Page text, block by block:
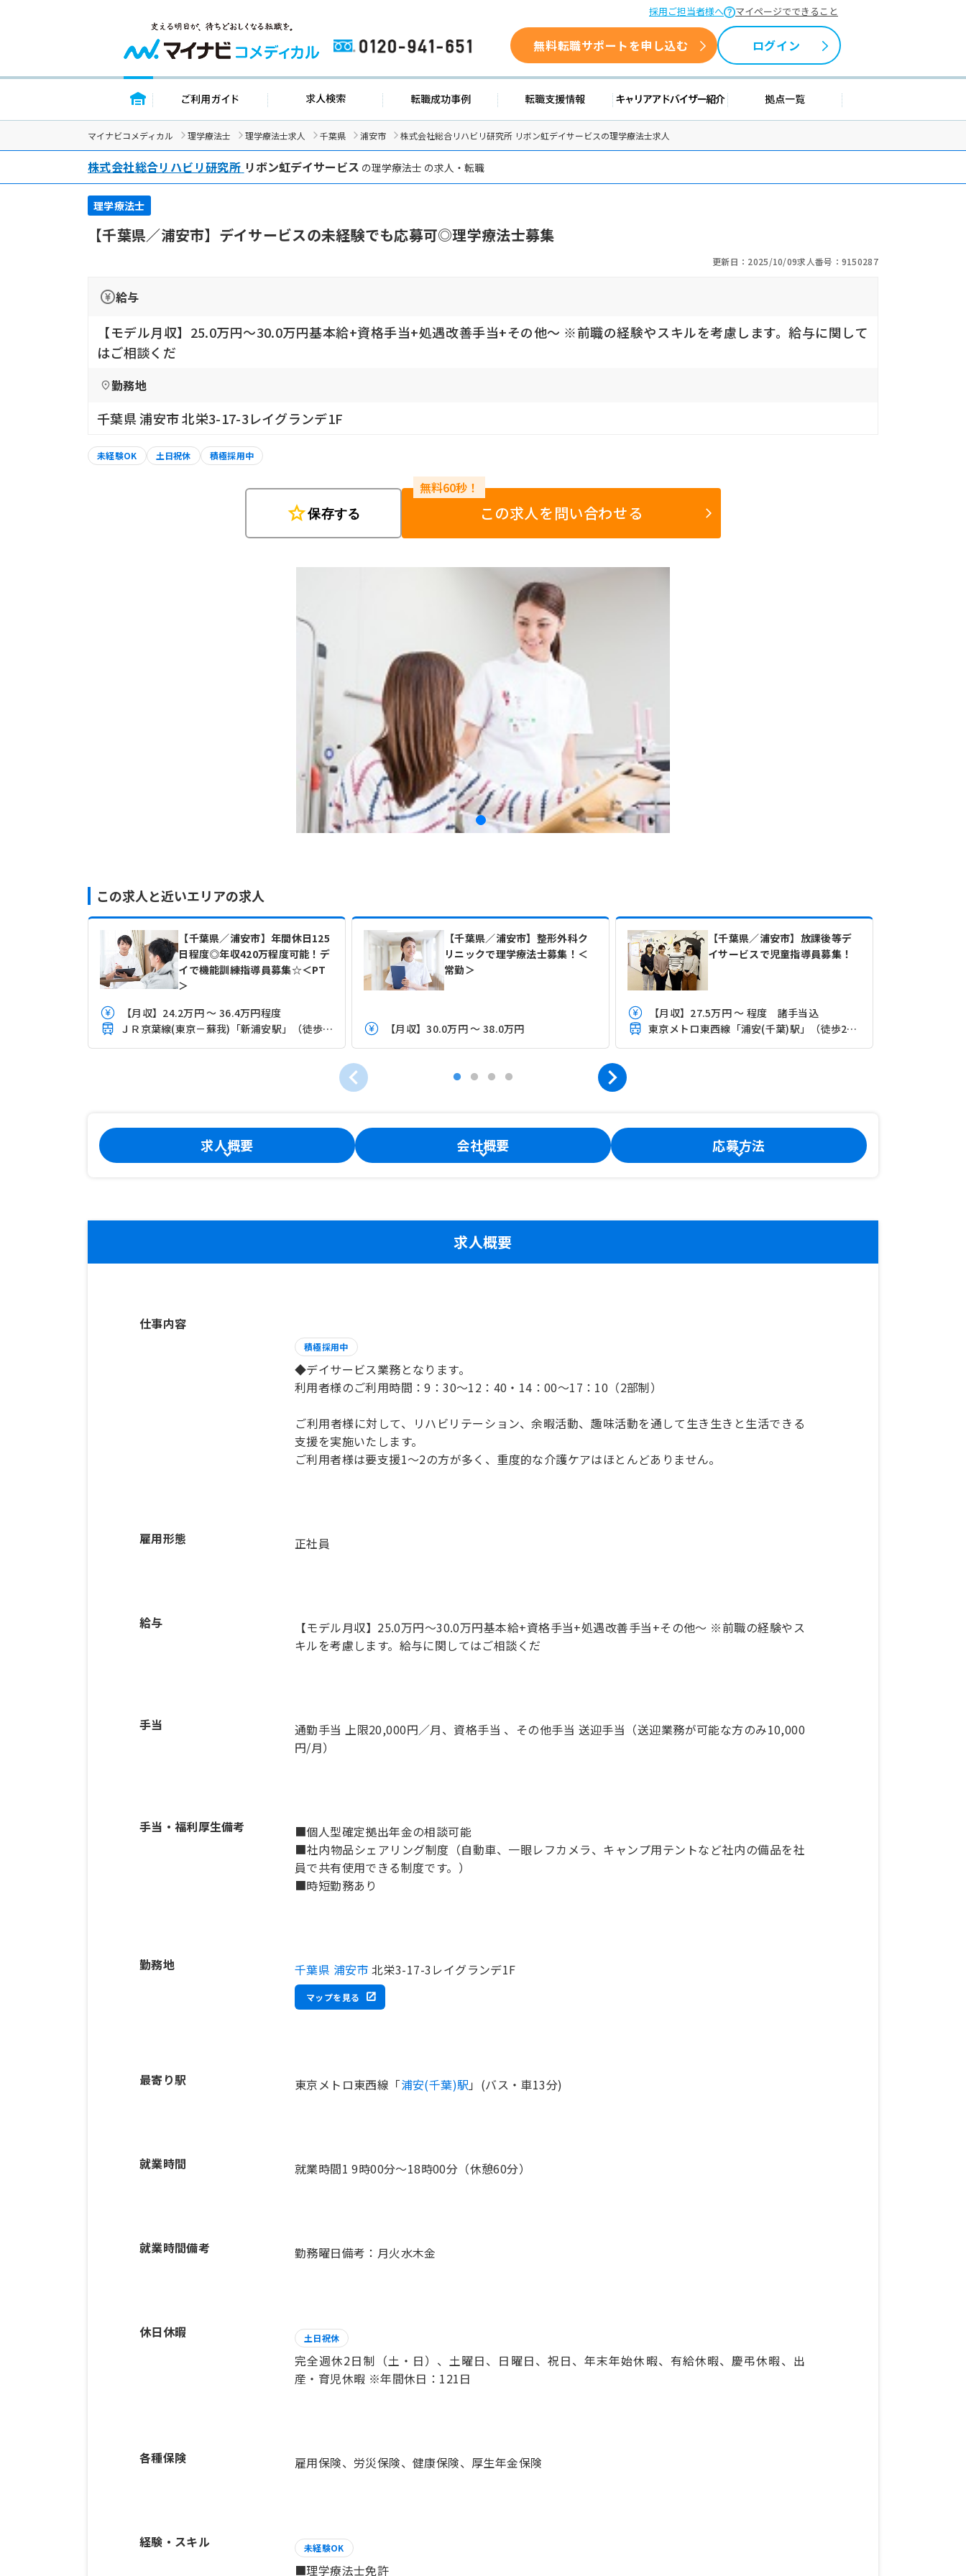
採用ご担当者様へ マイページでできること
0120-941-651 無料転職サポートを申し込む ログイン
トップページ ご利用ガイド 求人検索 転職成功事例 転職支援情報 キャリアアドバイザー紹介 拠点一覧
マイナビコメディカル 理学療法士 理学療法士求人 千葉県 浦安市 株式会社総合リハビリ研究所 リボン虹デイサービスの理学療法士求人
株式会社総合リハビリ研究所 リボン虹デイサービス の理学療法士 の求人・転職
理学療法士
【千葉県／浦安市】デイサービスの未経験でも応募可◎理学療法士募集
更新日：2025/10/09求人番号：9150287
給与
【モデル月収】25.0万円〜30.0万円基本給+資格手当+処遇改善手当+その他～ ※前職の経験やスキルを考慮します。給与に関して
はご相談くだ
勤務地
千葉県 浦安市 北栄3-17-3レイグランデ1F
未経験OK 土日祝休 積極採用中
star保存する この求人を問い合わせる
この求人と近いエリアの求人
【千葉県／浦安市】年間休日125
日程度◎年収420万程度可能！デ
イで機能訓練指導員募集☆＜PT
＞
【月収】24.2万円 ～ 36.4万円程度
ＪＲ京葉線(東京－蘇我)「新浦安駅」（徒歩5分）
【千葉県／浦安市】整形外科ク
リニックで理学療法士募集！＜
常勤＞
【月収】30.0万円 ～ 38.0万円
【千葉県／浦安市】放課後等デ
イサービスで児童指導員募集！
【月収】27.5万円 ～ 程度 諸手当込
東京メトロ東西線「浦安(千葉)駅」（徒歩2分）
求人概要 会社概要 応募方法
求人概要
仕事内容
積極採用中
◆デイサービス業務となります。
利用者様のご利用時間：9：30～12：40・14：00～17：10（2部制）
ご利用者様に対して、リハビリテーション、余暇活動、趣味活動を通して生き生きと生活できる
支援を実施いたします。
ご利用者様は要支援1～2の方が多く、重度的な介護ケアはほとんどありません。
雇用形態 正社員
給与
【モデル月収】25.0万円〜30.0万円基本給+資格手当+処遇改善手当+その他～ ※前職の経験やス
キルを考慮します。給与に関してはご相談くだ
手当
通勤手当 上限20,000円／月、資格手当 、その他手当 送迎手当（送迎業務が可能な方のみ10,000
円/月）
手当・福利厚生備考
■個人型確定拠出年金の相談可能
■社内物品シェアリング制度（自動車、一眼レフカメラ、キャンプ用テントなど社内の備品を社
員で共有使用できる制度です。）
■時短勤務あり
勤務地 千葉県 浦安市 北栄3-17-3レイグランデ1F
マップを見る
最寄り駅 東京メトロ東西線「浦安(千葉)駅」(バス・車13分)
就業時間 就業時間1 9時00分〜18時00分（休憩60分）
就業時間備考
休日休暇 土日祝休
完全週休2日制（土・日）、土曜日、日曜日、祝日、年末年始休暇、有給休暇、慶弔休暇、出
産・育児休暇 ※年間休日：121日
各種保険 雇用保険、労災保険、健康保険、厚生年金保険
経験・スキル 未経験OK
■理学療法士免許